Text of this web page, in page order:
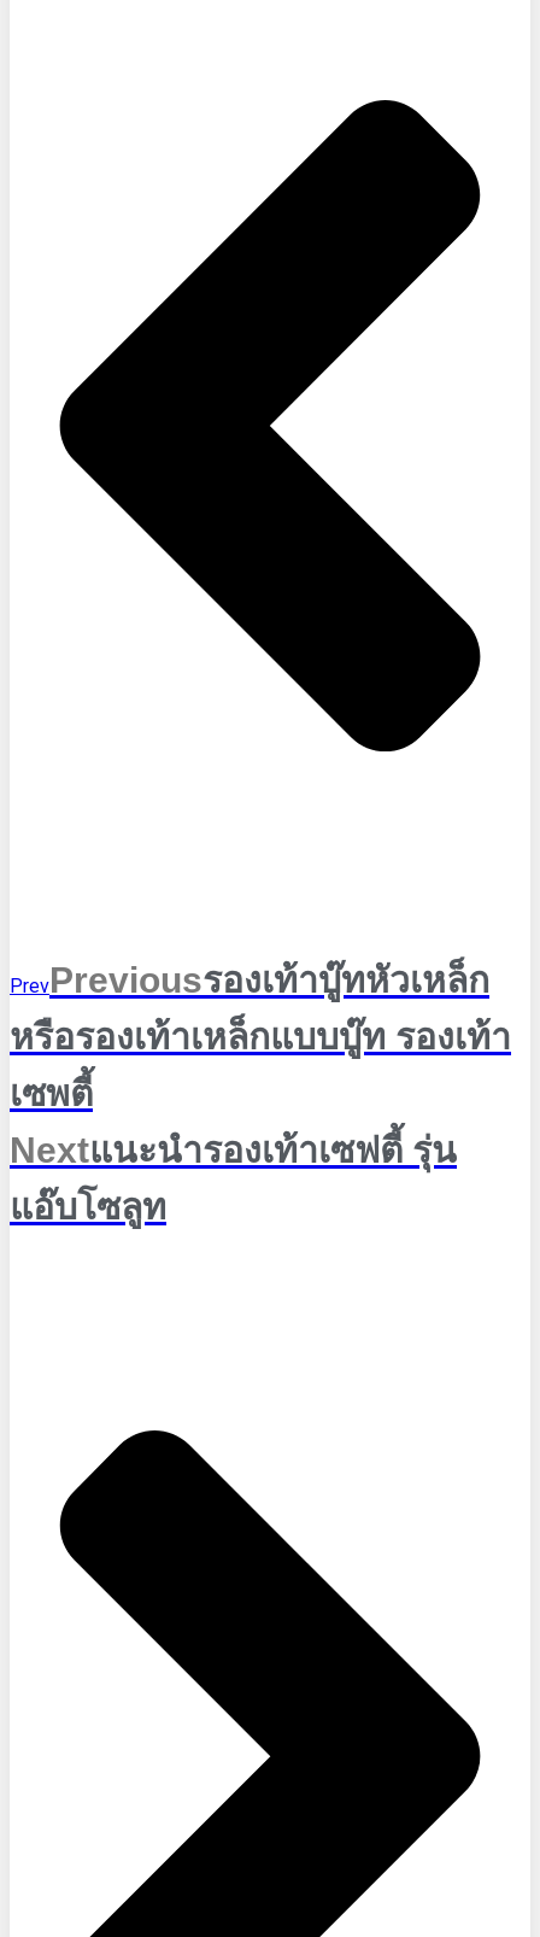
PrevPreviousรองเท้าบู๊ทหัวเหล็ก
หรือรองเท้าเหล็กแบบบู๊ท รองเท้า
เซพตี้
Nextแนะนำรองเท้าเซฟตี้ รุ่น
แอ๊บโซลูท